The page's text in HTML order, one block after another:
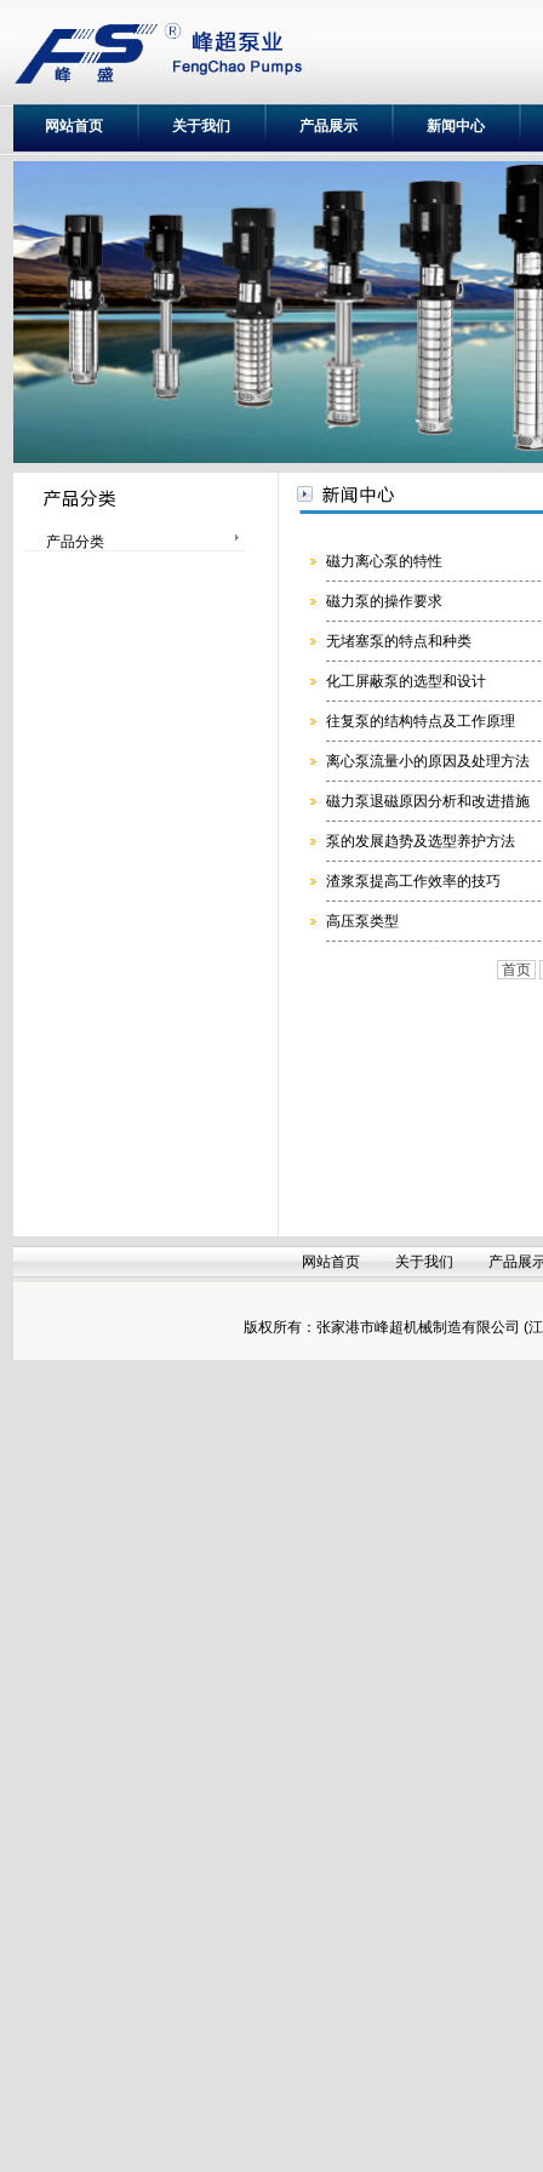
网站首页 关于我们 产品展示 新闻中心
产品分类
磁力离心泵的特性
磁力泵的操作要求
无堵塞泵的特点和种类
化工屏蔽泵的选型和设计
往复泵的结构特点及工作原理
离心泵流量小的原因及处理方法
磁力泵退磁原因分析和改进措施
泵的发展趋势及选型养护方法
渣浆泵提高工作效率的技巧
高压泵类型
首页
网站首页 关于我们 产品展
版权所有：张家港市峰超机械制造有限公司 (